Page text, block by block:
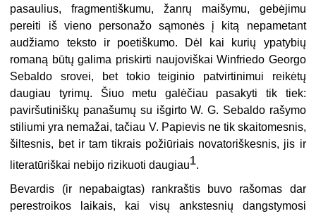
pasaulius, fragmentiškumu, žanrų maišymu, gebėjimu
pereiti iš vieno personažo sąmonės į kitą nepametant
audžiamo teksto ir poetiškumo. Dėl kai kurių ypatybių
romaną būtų galima priskirti naujoviškai Winfriedo Georgo
Sebaldo srovei, bet tokio teiginio patvirtinimui reikėtų
daugiau tyrimų. Šiuo metu galėčiau pasakyti tik tiek:
paviršutiniškų panašumų su išgirto W. G. Sebaldo rašymo
stiliumi yra nemažai, tačiau V. Papievis ne tik skaitomesnis,
šiltesnis, bet ir tam tikrais požiūriais novatoriškesnis, jis ir
literatūriškai nebijo rizikuoti daugiau1.
Bevardis (ir nepabaigtas) rankraštis buvo rašomas dar
perestroikos laikais, kai visų ankstesnių dangstymosi